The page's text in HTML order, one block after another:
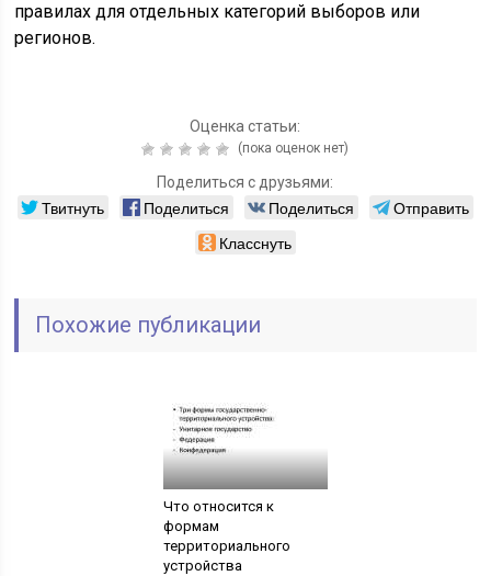
правилах для отдельных категорий выборов или
регионов.
Оценка статьи:
(пока оценок нет)
Поделиться с друзьями:
Твитнуть Поделиться Поделиться
Отправить
Класснуть
Похожие публикации
Что относится к
формам
территориального
устройства